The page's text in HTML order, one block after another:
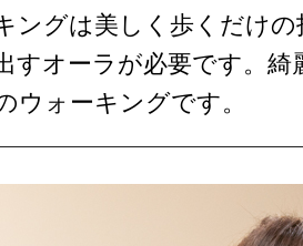
ングは美しく歩くだけ
すオーラが必要です。
ウォーキングです。